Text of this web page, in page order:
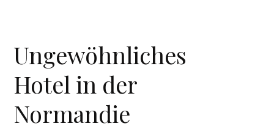
Ungewöhnliches
Hotel in der
Normandie